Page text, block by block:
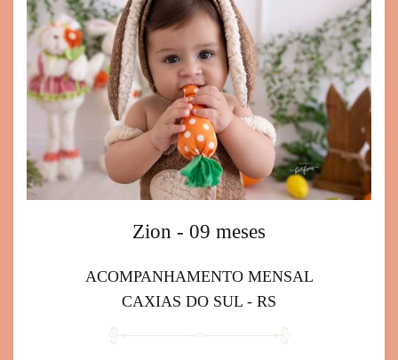
Zion - 09 meses
ACOMPANHAMENTO MENSAL
CAXIAS DO SUL - RS